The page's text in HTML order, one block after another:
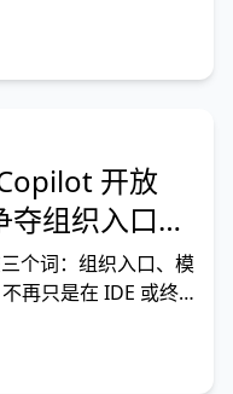
近还停留在 Spring
开放
组织入口和
个词：组织入口、模
再只是在 IDE 或终
治理链路。 今日重
从个人